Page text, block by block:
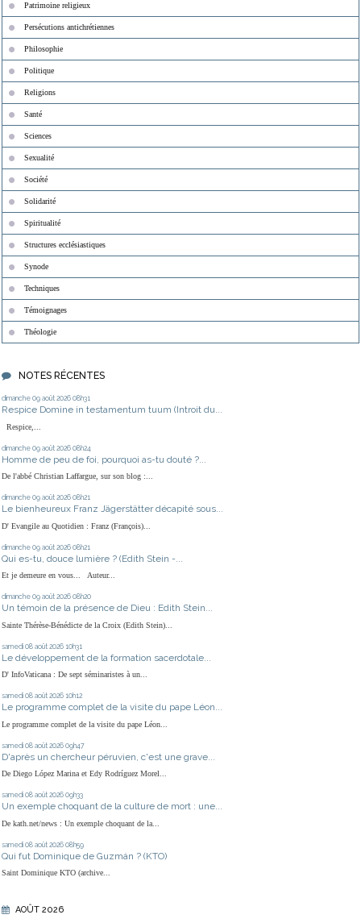
Patrimoine religieux
Persécutions antichrétiennes
Philosophie
Politique
Religions
Santé
Sciences
Sexualité
Société
Solidarité
Spiritualité
Structures ecclésiastiques
Synode
Techniques
Témoignages
Théologie
NOTES RÉCENTES
dimanche 09 août 2026 08h31
Respice Domine in testamentum tuum (Introit du...
Respice,...
dimanche 09 août 2026 08h24
Homme de peu de foi, pourquoi as-tu douté ?...
De l'abbé Christian Laffargue, sur son blog :...
dimanche 09 août 2026 08h21
Le bienheureux Franz Jägerstätter décapité sous...
D' Evangile au Quotidien : Franz (François)...
dimanche 09 août 2026 08h21
Qui es-tu, douce lumière ? (Edith Stein -...
Et je demeure en vous... Auteur...
dimanche 09 août 2026 08h20
Un témoin de la présence de Dieu : Edith Stein...
Sainte Thérèse-Bénédicte de la Croix (Edith Stein)...
samedi 08 août 2026 10h31
Le développement de la formation sacerdotale...
D' InfoVaticana : De sept séminaristes à un...
samedi 08 août 2026 10h12
Le programme complet de la visite du pape Léon...
Le programme complet de la visite du pape Léon...
samedi 08 août 2026 09h47
D'après un chercheur péruvien, c'est une grave...
De Diego López Marina et Edy Rodríguez Morel...
samedi 08 août 2026 09h33
Un exemple choquant de la culture de mort : une...
De kath.net/news : Un exemple choquant de la...
samedi 08 août 2026 08h59
Qui fut Dominique de Guzmán ? (KTO)
Saint Dominique KTO (archive...
AOÛT 2026